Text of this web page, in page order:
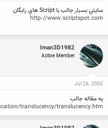
سايتي بسيار جالب با Script هاي رايگان
http://www.scriptspot.com
Iman3D1982
Active Member
Jul 26, 2005
يه مقاله جالب
translucency/translucency.htm